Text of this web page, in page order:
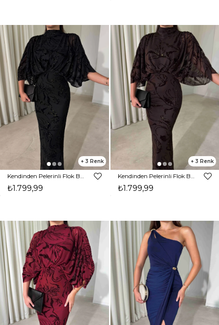
3
Kendinden Pelerinli Flok Baskı Maxi Siyah Sane Kadın Elbise 26Y497
₺1.799,99
3
Kendinden Pelerinli Flok Baskı Maxi Kahverengi Sane Kadın Elbise 26Y497
₺1.799,99